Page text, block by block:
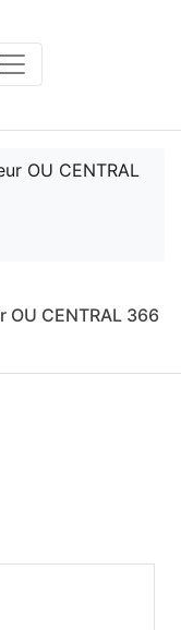
OU CENTRAL
OU CENTRAL 366